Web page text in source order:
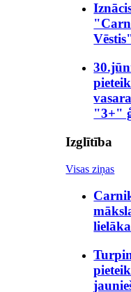
"3+"
Izglītība
Visas ziņas